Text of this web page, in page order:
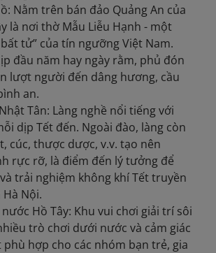
Nằm trên bán đảo Quảng An của
là nơi thờ Mẫu Liễu Hạnh - một
tử” của tín ngưỡng Việt Nam.
đầu năm hay ngày rằm, phủ đón
lượt người đến dâng hương, cầu
an.
Tân: Làng nghề nổi tiếng với
dịp Tết đến. Ngoài đào, làng còn
cúc, thược dược, v.v. tạo nên
rực rỡ, là điểm đến lý tưởng để
trải nghiệm không khí Tết truyền
Nội.
nước Hồ Tây: Khu vui chơi giải trí sôi
trò chơi dưới nước và cảm giác
phù hợp cho các nhóm bạn trẻ, gia